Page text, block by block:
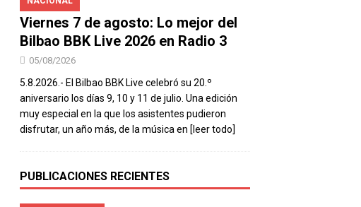
Viernes 7 de agosto: Lo mejor del
Bilbao BBK Live 2026 en Radio 3
05/08/2026
5.8.2026.- El Bilbao BBK Live celebró su 20.º
aniversario los días 9, 10 y 11 de julio. Una edición
muy especial en la que los asistentes pudieron
disfrutar, un año más, de la música en [leer todo]
PUBLICACIONES RECIENTES